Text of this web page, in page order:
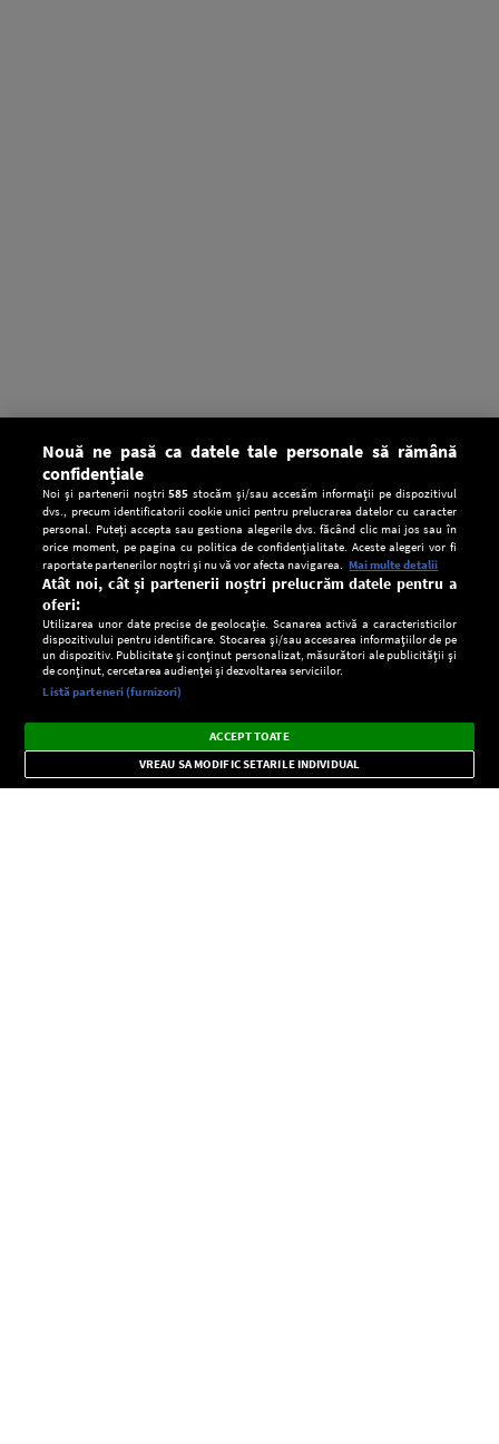
CONFIDENŢIALITATE
Setări:
Dark
Mode
Radio live, podcasturi, știri și alerte
importante.
×
Nouă ne pasă ca datele tale personale să rămână
confidențiale
Noi și partenerii noștri585 stocăm și/sau accesăm informații pe dispozitivul
dvs., precum identificatorii cookie unici pentru prelucrarea datelor cu caracter
personal. Puteți accepta sau gestiona alegerile dvs. făcând clic mai jos sau în
orice moment, pe pagina cu politica de confidențialitate. Aceste alegeri vor fi
raportate partenerilor noștri și nu vă vor afecta navigarea. Mai multe detalii
Atât noi, cât și partenerii noștri prelucrăm datele pentru a
oferi:
Utilizarea unor date precise de geolocație. Scanarea activă a caracteristicilor
dispozitivului pentru identificare. Stocarea și/sau accesarea informațiilor de pe
un dispozitiv. Publicitate și conținut personalizat, măsurători ale publicității și
de conținut, cercetarea audienței și dezvoltarea serviciilor.
Listă parteneri (furnizori)
ACCEPT TOATE
VREAU SA MODIFIC SETARILE INDIVIDUAL